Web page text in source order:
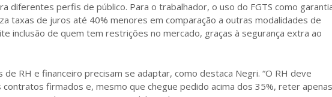
diferentes perfis de público. Para o trabalhador, o uso do FGTS como
taxas de juros até 40% menores em comparação a outras modalidades de
inclusão de quem tem restrições no mercado, graças à segurança extra ao
RH e financeiro precisam se adaptar, como destaca Negri. “O RH deve
firmados e, mesmo que chegue pedido acima dos 35%, reter apenas